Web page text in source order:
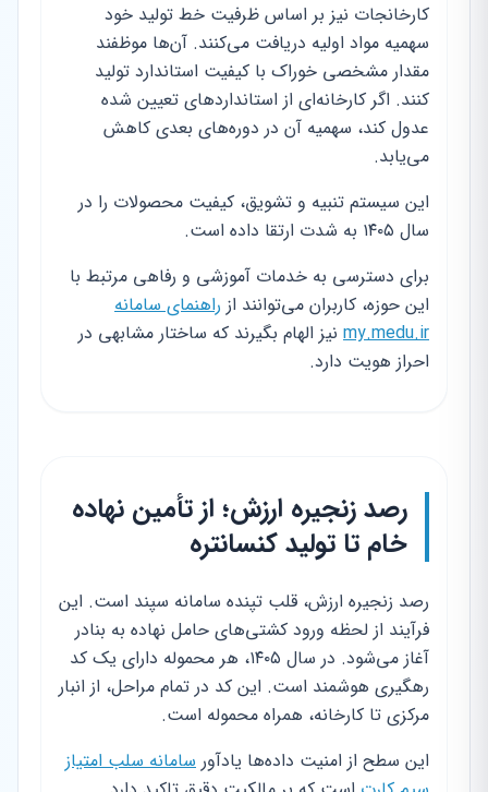
کارخانجات نیز بر اساس ظرفیت خط تولید خود
سهمیه مواد اولیه دریافت می‌کنند. آن‌ها موظفند
مقدار مشخصی خوراک با کیفیت استاندارد تولید
کنند. اگر کارخانه‌ای از استانداردهای تعیین شده
عدول کند، سهمیه آن در دوره‌های بعدی کاهش
می‌یابد.
این سیستم تنبیه و تشویق، کیفیت محصولات را در
سال ۱۴۰۵ به شدت ارتقا داده است.
برای دسترسی به خدمات آموزشی و رفاهی مرتبط با
این حوزه، کاربران می‌توانند از راهنمای سامانه
my.medu.ir نیز الهام بگیرند که ساختار مشابهی در
احراز هویت دارد.
رصد زنجیره ارزش؛ از تأمین نهاده
خام تا تولید کنسانتره
رصد زنجیره ارزش، قلب تپنده سامانه سپند است. این
فرآیند از لحظه ورود کشتی‌های حامل نهاده به بنادر
آغاز می‌شود. در سال ۱۴۰۵، هر محموله دارای یک کد
رهگیری هوشمند است. این کد در تمام مراحل، از انبار
مرکزی تا کارخانه، همراه محموله است.
این سطح از امنیت داده‌ها یادآور سامانه سلب امتیاز